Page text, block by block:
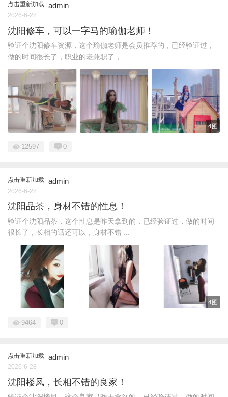
点击重新加载 admin
2026-6-28
沈阳修车，可以一字马的瑜伽老师！
验证个沈阳修车资源，这个瑜伽老师是会员推荐的，已经验证过，
做的时间很长了，职业的老兼职了， ...
4图
12597 0
点击重新加载 admin
2026-6-28
沈阳品茶，身材不错的性息！
验证个沈阳品茶，这个性息是昨天拿到的，已经验证过，做的时间
很长了，长相的话还可以，身材不错 ...
4图
9464 0
点击重新加载 admin
2026-6-28
沈阳楼凤，长相不错的良家！